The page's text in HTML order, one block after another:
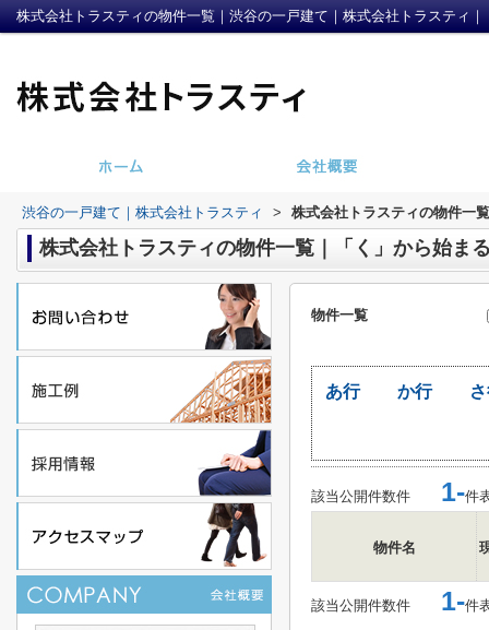
株式会社トラスティの物件一覧｜渋谷の一戸建て｜株式会社トラスティ
渋谷の一戸建て｜株式会社トラスティ > 株式会社トラスティの物件一
株式会社トラスティの物件一覧｜「く」から始ま
物件一覧
あ行 か行
該当公開件数件 1-件
物件名
該当公開件数件 1-件